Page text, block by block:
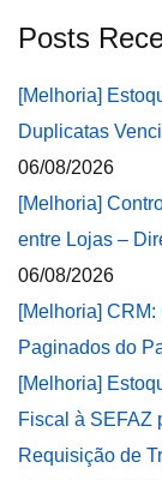
Posts
[Melhoria]
Duplicatas
06/08/2026
[Melhoria]
entre Lojas –
06/08/2026
[Melhoria]
Paginados do
[Melhoria]
Fiscal à SEFAZ
Requisição de